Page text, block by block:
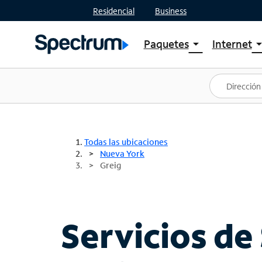
Residencial Business
Paquetesarrow_drop_down
Ver paquetes
Spectrum One
Mejores ofertas
Internetarrow_drop_down
Planes
Todas las ubicaciones
Nueva York
Greig
Servicios